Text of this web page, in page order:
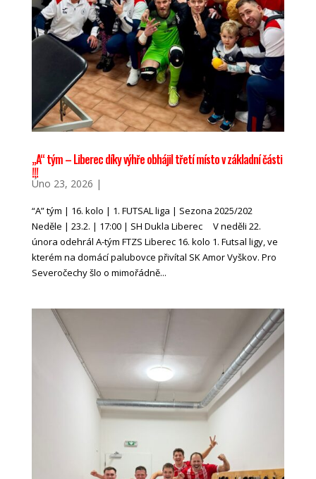
„A“ tým – Liberec díky výhře obhájil třetí místo v základní části
!!!
Úno 23, 2026 |
“A” tým | 16. kolo | 1. FUTSAL liga | Sezona 2025/202
Neděle | 23.2. | 17:00 | SH Dukla Liberec V neděli 22.
února odehrál A-tým FTZS Liberec 16. kolo 1. Futsal ligy, ve
kterém na domácí palubovce přivítal SK Amor Vyškov. Pro
Severočechy šlo o mimořádně...